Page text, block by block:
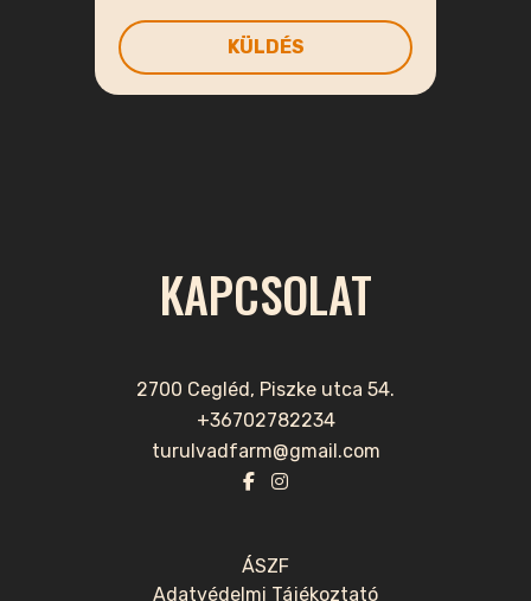
KAPCSOLAT
2700 Cegléd, Piszke utca 54.
+36702782234
turulvadfarm@gmail.com
ÁSZF
Adatvédelmi Tájékoztató